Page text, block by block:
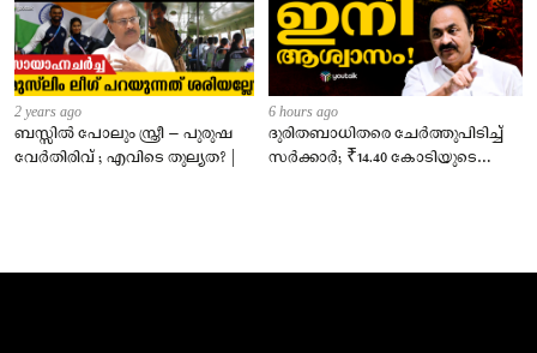
2 years ago
ബസ്സിൽ പോലും സ്ത്രീ – പുരുഷ
വേർതിരിവ് ; എവിടെ തുല്യത? |
6 hours ago
ദുരിതബാധിതരെ ചേർത്തുപിടിച്ച്
സർക്കാർ; ₹14.40 കോടിയുടെ